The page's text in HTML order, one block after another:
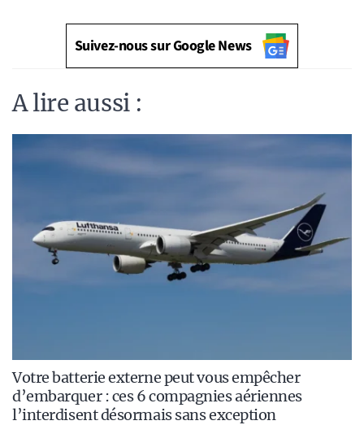
Suivez-nous sur Google News
A lire aussi :
Votre batterie externe peut vous empêcher
d’embarquer : ces 6 compagnies aériennes
l’interdisent désormais sans exception